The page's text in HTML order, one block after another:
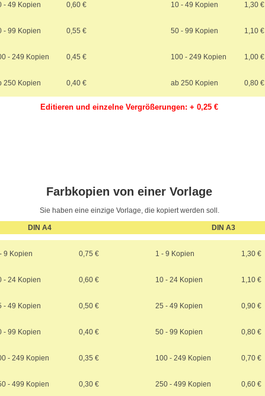
- 49 Kopien 0,60 € 10 - 49 Kopien 1,30 €
- 99 Kopien 0,55 € 50 - 99 Kopien 1,10 €
- 249 Kopien 0,45 € 100 - 249 Kopien 1,00 €
250 Kopien 0,40 € ab 250 Kopien 0,80 €
Editieren und einzelne Vergrößerungen: + 0,25 €
Farbkopien von einer Vorlage
Sie haben eine einzige Vorlage, die kopiert werden soll.
DIN A4 DIN A3
9 Kopien 0,75 € 1 - 9 Kopien 1,30 €
- 24 Kopien 0,60 € 10 - 24 Kopien 1,10 €
- 49 Kopien 0,50 € 25 - 49 Kopien 0,90 €
- 99 Kopien 0,40 € 50 - 99 Kopien 0,80 €
- 249 Kopien 0,35 € 100 - 249 Kopien 0,70 €
- 499 Kopien 0,30 € 250 - 499 Kopien 0,60 €